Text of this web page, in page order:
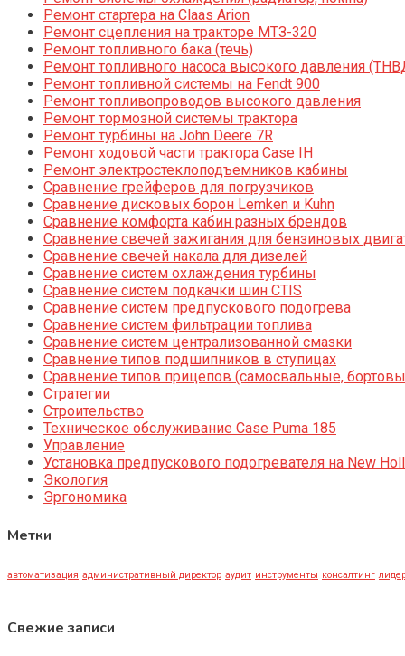
Ремонт стартера на Claas Arion
Ремонт сцепления на тракторе МТЗ-320
Ремонт топливного бака (течь)
Ремонт топливного насоса высокого давления
Ремонт топливной системы на Fendt 900
Ремонт топливопроводов высокого давления
Ремонт тормозной системы трактора
Ремонт турбины на John Deere 7R
Ремонт ходовой части трактора Case IH
Ремонт электростеклоподъемников кабины
Сравнение грейферов для погрузчиков
Сравнение дисковых борон Lemken и Kuhn
Сравнение комфорта кабин разных брендов
Сравнение свечей зажигания для бензиновых
Сравнение свечей накала для дизелей
Сравнение систем охлаждения турбины
Сравнение систем подкачки шин CTIS
Сравнение систем предпускового подогрева
Сравнение систем фильтрации топлива
Сравнение систем централизованной смазки
Сравнение типов подшипников в ступицах
Сравнение типов прицепов (самосвальные,
Стратегии
Строительство
Техническое обслуживание Case Puma 185
Управление
Установка предпускового подогревателя на New
Экология
Эргономика
Метки
автоматизация административный директор аудит инструменты консалтинг
Свежие записи